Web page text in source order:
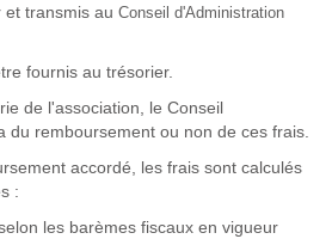
et transmis au Conseil d'Administration
fournis au trésorier.
de l'association, le Conseil
du remboursement ou non de ces frais.
accordé, les frais sont calculés
:
les barèmes fiscaux en vigueur